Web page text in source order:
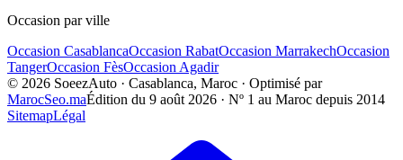
Occasion par ville
Occasion CasablancaOccasion RabatOccasion MarrakechOccasion
TangerOccasion FèsOccasion Agadir
© 2026 SoeezAuto · Casablanca, Maroc · Optimisé par
MarocSeo.maÉdition du 9 août 2026 · Nº 1 au Maroc depuis 2014
SitemapLégal